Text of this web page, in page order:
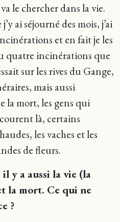
le chercher dans la vie.
ai séjourné des mois, j’ai
et en fait je les
quatre incinérations que
sur les rives du Gange,
mais aussi
la mort, les gens qui
là, certains
les vaches et les
de fleurs.
y a aussi la vie (la
la mort. Ce qui ne
?